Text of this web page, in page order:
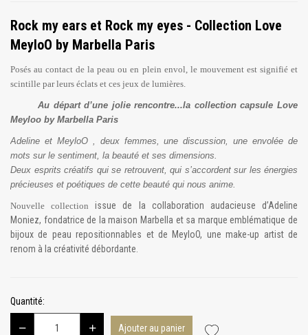
Rock my ears et Rock my eyes - Collection Love
MeyloO by Marbella Paris
Posés au contact de la peau ou en plein envol, le mouvement est signifié et
scintille par leurs éclats et ces jeux de lumières.
Au départ d’une jolie rencontre...la collection capsule Love
Meyloo by Marbella Paris
Adeline et MeyloO , deux femmes, une discussion, une envolée de
mots sur le sentiment, la beauté et ses dimensions.
Deux esprits créatifs qui se retrouvent, qui s’accordent sur les énergies
précieuses et poétiques de cette beauté qui nous anime.
Nouvelle collectionissue de la collaboration audacieuse d’Adeline
Moniez, fondatrice de la maison Marbella et sa marque emblématique de
bijoux de peau repositionnables et de MeyloO, une make-up artist de
renom à la créativité débordante.
Quantité:
Ajouter au panier